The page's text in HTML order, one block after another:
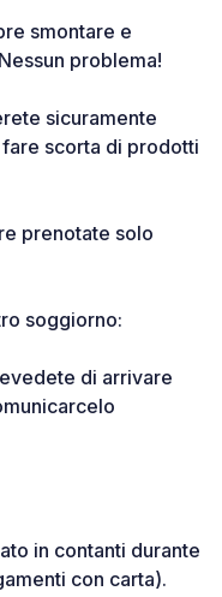
smontare e
problema!
sicuramente
scorta di prodotti
prenotate solo
soggiorno:
di arrivare
in contanti durante
con carta).